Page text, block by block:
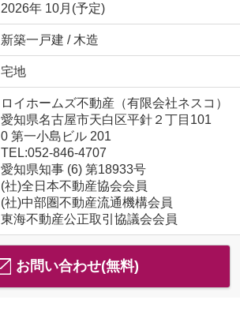
2026年 10月(予定)
新築一戸建 / 木造
宅地
ロイホームズ不動産（有限会社ネスコ）
愛知県名古屋市天白区平針２丁目101
0 第一小島ビル 201
TEL:052-846-4707
愛知県知事 (6) 第18933号
(社)全日本不動産協会会員
(社)中部圏不動産流通機構会員
東海不動産公正取引協議会会員
お問い合わせ(無料)